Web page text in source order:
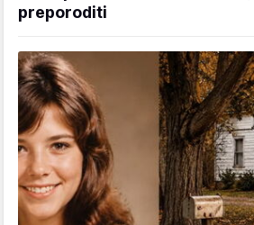
preporoditi